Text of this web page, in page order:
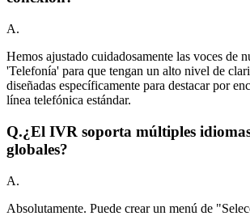
A.
Hemos ajustado cuidadosamente las voces de
'Telefonía' para que tengan un alto nivel de
diseñadas específicamente para destacar por
línea telefónica estándar.
Q.¿El IVR soporta múltiples
globales?
A.
Absolutamente. Puede crear un menú de